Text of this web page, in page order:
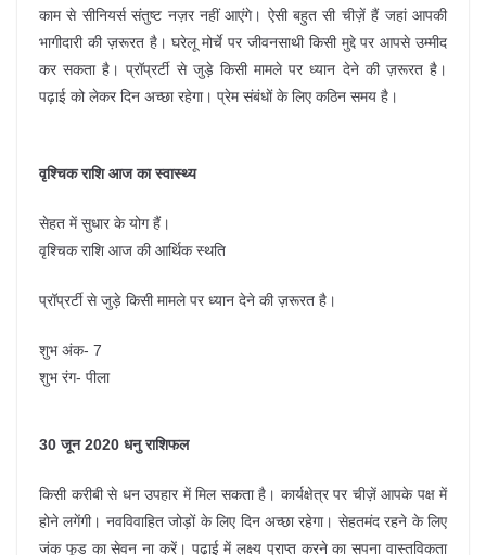
काम से सीनियर्स संतुष्ट नज़र नहीं आएंगे। ऐसी बहुत सी चीज़ें हैं जहां आपकी
भागीदारी की ज़रूरत है। घरेलू मोर्चे पर जीवनसाथी किसी मुद्दे पर आपसे उम्मीद
कर सकता है। प्रॉप्रर्टी से जुड़े किसी मामले पर ध्यान देने की ज़रूरत है।
पढ़ाई को लेकर दिन अच्छा रहेगा। प्रेम संबंधों के लिए कठिन समय है।
वृश्चिक राशि आज का स्वास्थ्य
सेहत में सुधार के योग हैं।
वृश्चिक राशि आज की आर्थिक स्थति
प्रॉप्रर्टी से जुड़े किसी मामले पर ध्यान देने की ज़रूरत है।
शुभ अंक- 7
शुभ रंग- पीला
30 जून 2020 धनु राशिफल
किसी करीबी से धन उपहार में मिल सकता है। कार्यक्षेत्र पर चीज़ें आपके पक्ष में
होने लगेंगी। नवविवाहित जोड़ों के लिए दिन अच्छा रहेगा। सेहतमंद रहने के लिए
जंक फूड का सेवन ना करें। पढ़ाई में लक्ष्य प्राप्त करने का सपना वास्तविकता